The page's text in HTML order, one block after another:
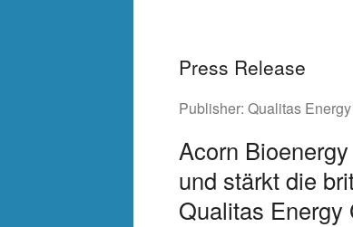
Press Release
Publisher: Qualitas
Acorn
und stärkt die
Qualitas Energy